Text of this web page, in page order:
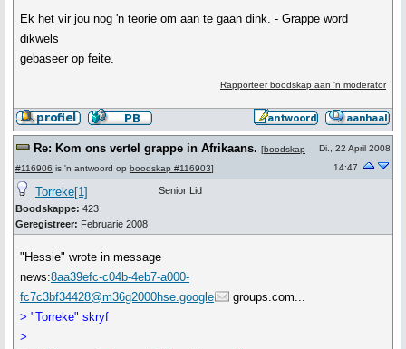
Ek het vir jou nog 'n teorie om aan te gaan dink. - Grappe word
dikwels
gebaseer op feite.
Rapporteer boodskap aan 'n moderator
Re: Kom ons vertel grappe in Afrikaans. [boodskap
#116906 is 'n antwoord op boodskap #116903]
Di., 22 April 2008
14:47
Torreke[1]
Boodskappe: 423
Geregistreer: Februarie 2008
Senior Lid
"Hessie" wrote in message
news:8aa39efc-c04b-4eb7-a000-
fc7c3bf34428@m36g2000hse.google
groups.com...
> "Torreke" skryf
>